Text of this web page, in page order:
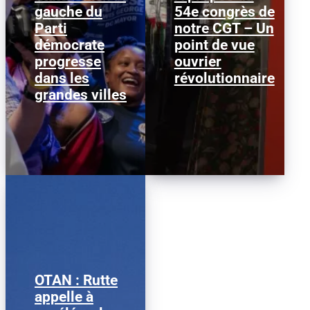
gauche du
Parti
démocrate
progresse
dans les
grandes villes
Janeese Lewis George a
remporté la primaire
démocrate pour la
mairie de Washington
D.C., ce qui...
54e congrès de
notre CGT – Un
point de vue
ouvrier
révolutionnaire
Nous publions ci-
dessous ce texte afin
d’alimenter le débat au
sein de la CGT, dans la
perspective...
OTAN : Rutte
appelle à
Mark Rutte © Justin
Sullivan/ Getty Images